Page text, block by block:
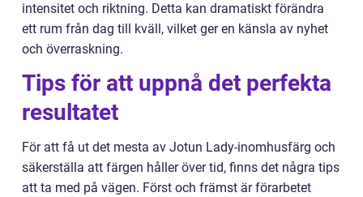
intensitet och riktning. Detta kan dramatiskt förändra
ett rum från dag till kväll, vilket ger en känsla av nyhet
och överraskning.
Tips för att uppnå det perfekta
resultatet
För att få ut det mesta av Jotun Lady-inomhusfärg och
säkerställa att färgen håller över tid, finns det några tips
att ta med på vägen. Först och främst är förarbetet